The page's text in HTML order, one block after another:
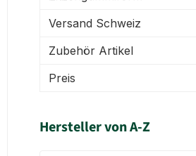
Versand Schweiz
Zubehör Artikel
Preis
Hersteller von A-Z